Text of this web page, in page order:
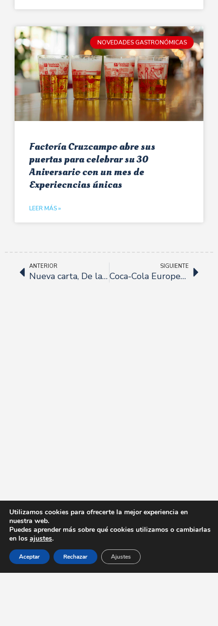
NOVEDADES GASTRONÓMICAS
Factoría Cruzcampo abre sus
puertas para celebrar su 30
Aniversario con un mes de
Experiecncias únicas
LEER MÁS »
ANTERIOR
Nueva carta, De la O Restaurante.
SIGUIENTE
Coca-Cola European Partners incorpora vehículos híbridos en su flota comercial para reducir su impacto ambiental.
Utilizamos cookies para ofrecerte la mejor experiencia en
nuestra web.
Puedes aprender más sobre qué cookies utilizamos o cambiarlas
en los ajustes.
Aceptar Rechazar Ajustes